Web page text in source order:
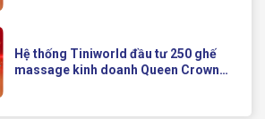
Hệ thống Tiniworld đầu tư 250 ghế
massage kinh doanh Queen Crown